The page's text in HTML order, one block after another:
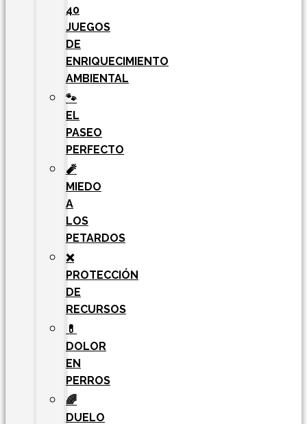
40
JUEGOS
DE
ENRIQUECIMIENTO
AMBIENTAL
🐾
EL
PASEO
PERFECTO
🧨
MIEDO
A
LOS
PETARDOS
❌
PROTECCIÓN
DE
RECURSOS
💊
DOLOR
EN
PERROS
🌈
DUELO